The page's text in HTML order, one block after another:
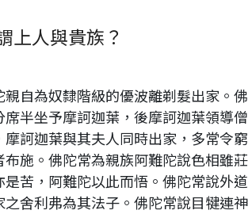
上人與貴族？
親自為奴隸階級的優波離剃髮出家。佛
席半坐予摩訶迦葉，後摩訶迦葉領導僧
摩訶迦葉與其夫人同時出家，多常令窮
布施。佛陀常為親族阿難陀說色相雖莊
是苦，阿難陀以此而悟。佛陀常說外道
之舍利弗為其法子。佛陀常說目犍連神